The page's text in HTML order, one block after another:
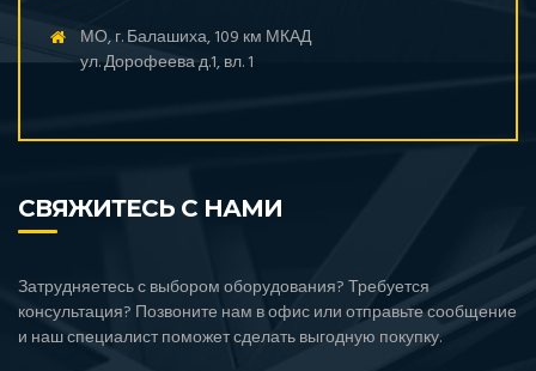
МО, г. Балашиха, 109 км МКАД
ул. Дорофеева д.1, вл. 1
СВЯЖИТЕСЬ С НАМИ
Затрудняетесь с выбором оборудования? Требуется
консультация? Позвоните нам в офис или отправьте сообщение
и наш специалист поможет сделать выгодную покупку.